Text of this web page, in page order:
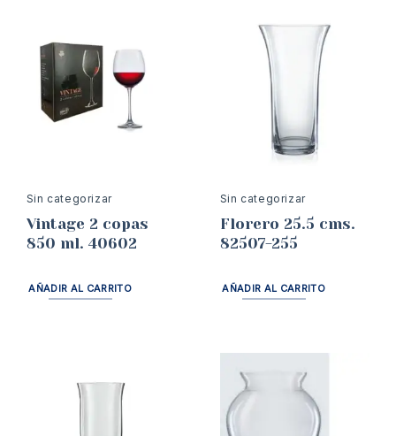
Sin categorizar
Vintage 2 copas
850 ml. 40602
AÑADIR AL CARRITO
Sin categorizar
Florero 25.5 cms.
82507-255
AÑADIR AL CARRITO